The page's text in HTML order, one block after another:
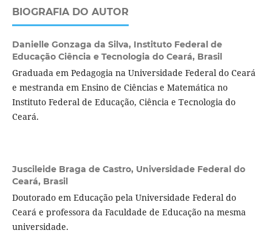
BIOGRAFIA DO AUTOR
Danielle Gonzaga da Silva, Instituto Federal de
Educação Ciência e Tecnologia do Ceará, Brasil
Graduada em Pedagogia na Universidade Federal do Ceará
e mestranda em Ensino de Ciências e Matemática no
Instituto Federal de Educação, Ciência e Tecnologia do
Ceará.
Juscileide Braga de Castro, Universidade Federal do
Ceará, Brasil
Doutorado em Educação pela Universidade Federal do
Ceará e professora da Faculdade de Educação na mesma
universidade.